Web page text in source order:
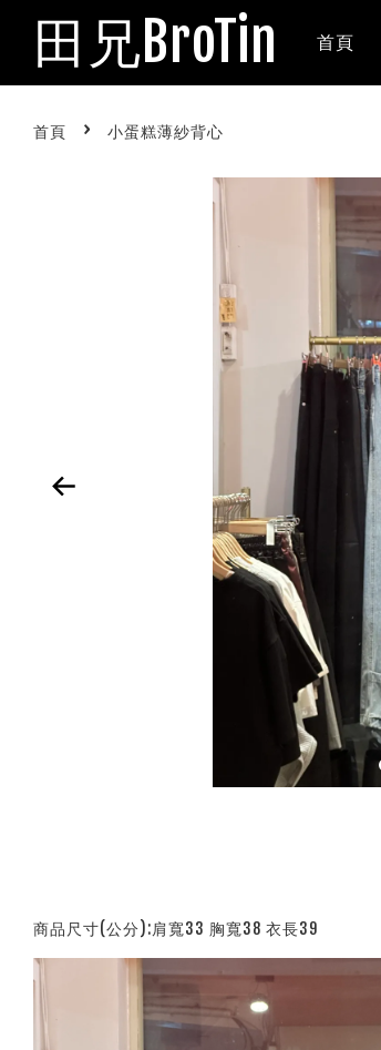
田兄BroTin 首頁
首頁 › 小蛋糕薄紗背心
商品尺寸(公分):肩寬33 胸寬38 衣長39